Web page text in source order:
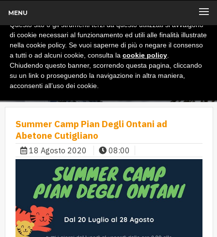
MENU
Summer Camp Pian Degli Ontani ad
Abetone Cutigliano
18 Agosto 2020 08:00
x
Informativa
Questo sito o gli strumenti terzi da questo utilizzati si avvalgono
di cookie necessari al funzionamento ed utili alle finalità illustrate
nella cookie policy. Se vuoi saperne di più o negare il consenso
a tutti o ad alcuni cookie, consulta la cookie policy
Chiudendo questo banner, scorrendo questa pagina, cliccando
su un link o proseguendo la navigazione in altra maniera,
acconsenti all’uso dei cookie.